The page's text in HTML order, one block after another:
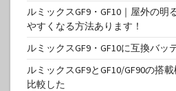
ルミックスGF9・GF10｜屋外の
やすくなる方法あります！
ルミックスGF9・GF10に互換バッ
ルミックスGF9とGF10/GF90の搭
比較した